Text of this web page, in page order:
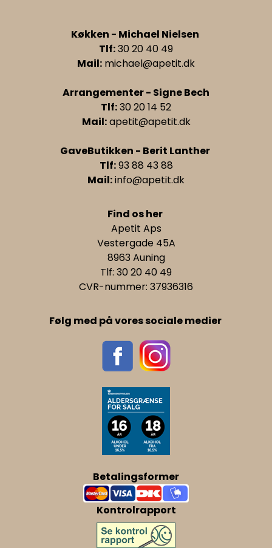
Køkken - Michael Nielsen
Tlf:30 20 40 49
Mail: michael@apetit.dk
Arrangementer - Signe Bech
Tlf:30 20 14 52
Mail:apetit@apetit.dk
GaveButikken - Berit Lanther
Tlf:93 88 43 88
Mail:info@apetit.dk
Find os her
Apetit Aps
Vestergade 45A
8963 Auning
Tlf: 30 20 40 49
CVR-nummer: 37936316
Følg med på vores sociale medier
Betalingsformer
Kontrolrapport